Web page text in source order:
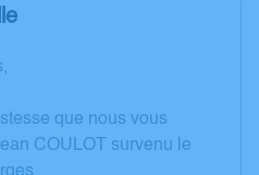
que nous vous
COULOT survenu le